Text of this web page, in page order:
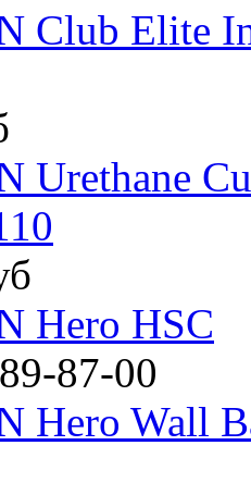
Club Elite
Urethane
Hero HSC
87-00
Hero Wall